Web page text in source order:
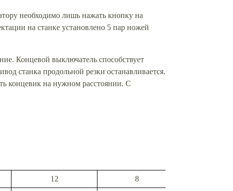
необходимо лишь нажать кнопку на
на станке установлено 5 пар ножей
Концевой выключатель способствует
станка продольной резки останавливается.
концевик на нужном расстоянии. С
12 8